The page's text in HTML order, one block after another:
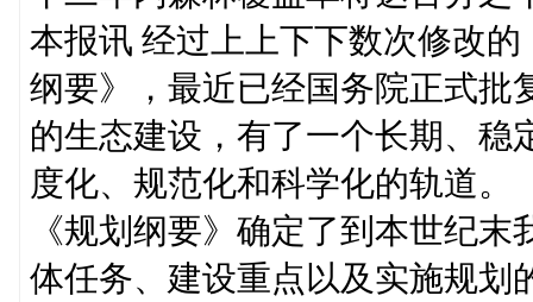
本报讯 经过上上下下数次修改
纲要》，最近已经国务院正式批
的生态建设，有了一个长期、稳
度化、规范化和科学化的轨道。
《规划纲要》确定了到本世纪
体任务、建设重点以及实施规划